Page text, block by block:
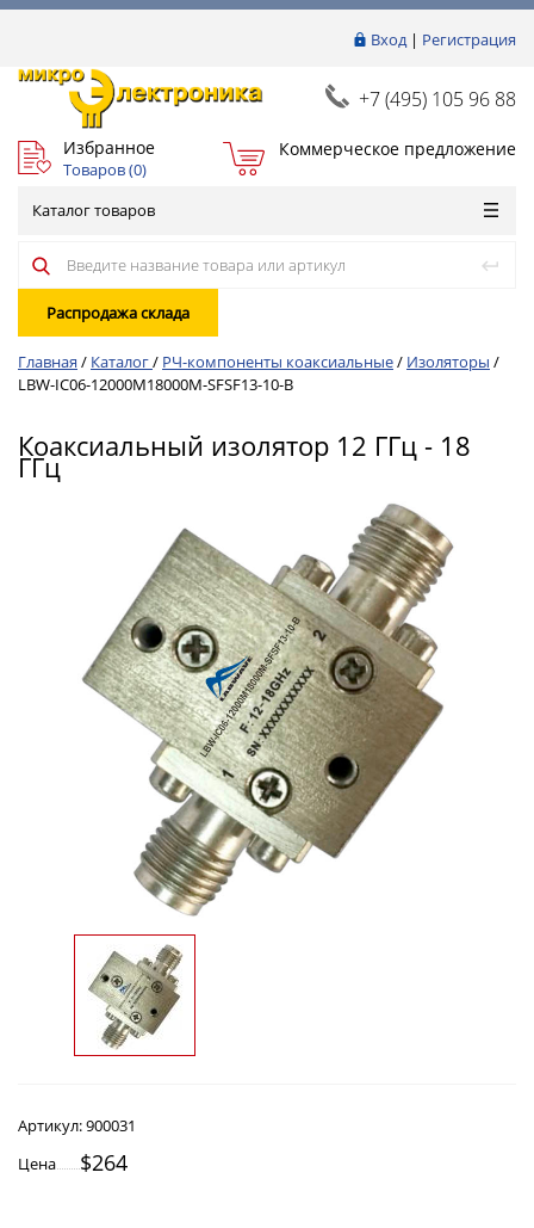
Вход| Регистрация
+7 (495) 105 96 88
Избранное
Товаров (0)
Коммерческое предложение
Каталог товаров
Распродажа склада
Главная / Каталог/ РЧ-компоненты коаксиальные/ Изоляторы /
LBW-IC06-12000M18000M-SFSF13-10-B
Коаксиальный изолятор 12 ГГц - 18
ГГц
Артикул:900031
Цена
$264